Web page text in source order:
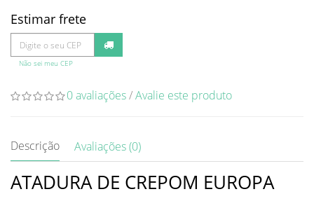
Estimar frete
Não sei meu CEP
0 avaliações/Avalie este produto
Descrição Avaliações (0)
ATADURA DE CREPOM EUROPA